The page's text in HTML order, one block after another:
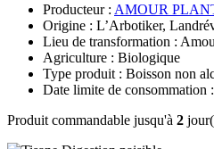
Producteur : AMOUR
Origine : L’Arbotiker,
Lieu de transformation :
Agriculture : Biologique
Type produit : Boisson non
Date limite de consommation
Produit commandable jusqu'à 2